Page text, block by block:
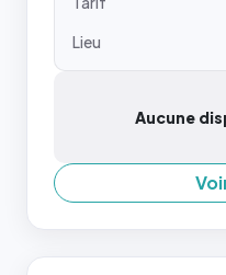
Lieu
Aucune